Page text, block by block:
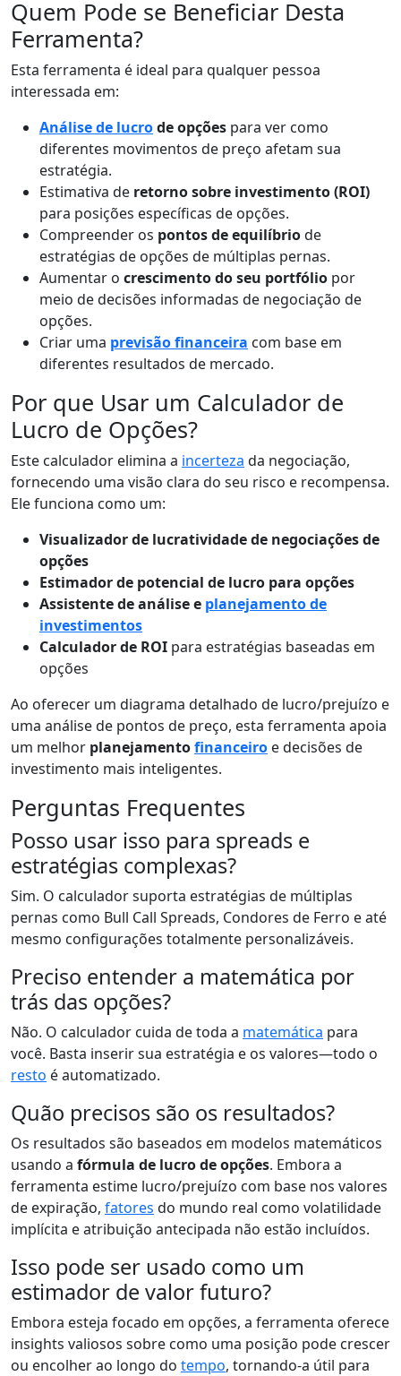
Quem Pode se Beneficiar Desta
Ferramenta?
Esta ferramenta é ideal para qualquer pessoa
interessada em:
Análise de lucrode opções para ver como
diferentes movimentos de preço afetam sua
estratégia.
Estimativa de retorno sobre investimento (ROI)
para posições específicas de opções.
Compreender os pontos de equilíbriode
estratégias de opções de múltiplas pernas.
Aumentar o crescimento do seu portfólio por
meio de decisões informadas de negociação de
opções.
Criar uma previsão financeira com base em
diferentes resultados de mercado.
Por que Usar um Calculador de
Lucro de Opções?
Este calculador elimina a incerteza da negociação,
fornecendo uma visão clara do seu risco e recompensa.
Ele funciona como um:
Visualizador de lucratividade de negociações de
opções
Estimador de potencial de lucro para opções
Assistente de análise e planejamento de
investimentos
Calculador de ROI para estratégias baseadas em
opções
Ao oferecer um diagrama detalhado de lucro/prejuízo e
uma análise de pontos de preço, esta ferramenta apoia
um melhor planejamentofinanceiro e decisões de
investimento mais inteligentes.
Perguntas Frequentes
Posso usar isso para spreads e
estratégias complexas?
Sim. O calculador suporta estratégias de múltiplas
pernas como Bull Call Spreads, Condores de Ferro e até
mesmo configurações totalmente personalizáveis.
Preciso entender a matemática por
trás das opções?
Não. O calculador cuida de toda a matemática para
você. Basta inserir sua estratégia e os valores—todo o
resto é automatizado.
Quão precisos são os resultados?
Os resultados são baseados em modelos matemáticos
usando a fórmula de lucro de opções. Embora a
ferramenta estime lucro/prejuízo com base nos valores
de expiração, fatores do mundo real como volatilidade
implícita e atribuição antecipada não estão incluídos.
Isso pode ser usado como um
estimador de valor futuro?
Embora esteja focado em opções, a ferramenta oferece
insights valiosos sobre como uma posição pode crescer
ou encolher ao longo do tempo, tornando-a útil para